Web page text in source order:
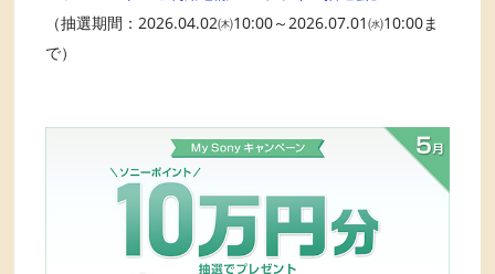
（抽選期間：2026.04.02㈭10:00～2026.07.01㈬10:00ま
で）